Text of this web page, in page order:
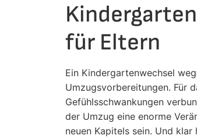
für Eltern
Ein Kindergartenwechsel
Umzugsvorbereitungen. Für
Gefühlsschwankungen
der Umzug eine enorme
neuen Kapitels sein. Und